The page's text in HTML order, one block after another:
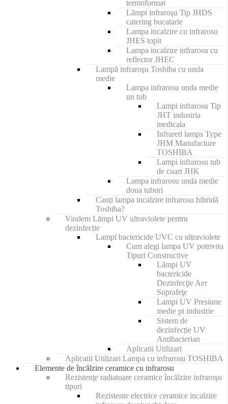
termoformat
Lămpi infraroşu Tip JHDS
catering bucatarie
Lampa incalzire cu infrarosu
JHES topit
Lampa incalzire infrarosu cu
reflector JHEC
Lampă infraroşu Toshiba cu unda
medie
Lampa infrarosu unda medie
un tub
Lampi infrarosu Tip
JHT industria
medicala
Infrared lamps Type
JHM Manufacture
TOSHIBA
Lampi infrarosu tub
de cuart JHK
Lampa infrarosu unda medie
doua tuburi
Cauți lampa incalzire infrarosu hibridă
Toshiba?
Vindem Lămpi UV ultraviolete pentru
dezinfecție
Lampi bactericide UVC cu ultraviolete
Cum alegi lampa UV potrivita
Tipuri Constructive
Lămpi UV
bactericide
Dezinfecţie Aer
Suprafeţe
Lampi UV Presiune
medie pt industrie
Sistem de
dezinfecție UV
Antibacterian
Aplicatii Utilizari
Aplicatii Utilizari Lampa cu infrarosu TOSHIBA
Elemente de încălzire ceramice cu infrarosu
Rezistenţe radiatoare ceramice încălzire infraroşu
tipuri
Rezistente electrice ceramice incalzire